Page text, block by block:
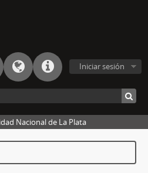
Iniciar sesión
Nacional de La Plata